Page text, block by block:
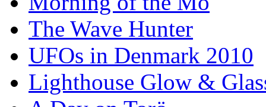
The Wave Hunter
UFOs in Denmark 2010
Lighthouse Glow &